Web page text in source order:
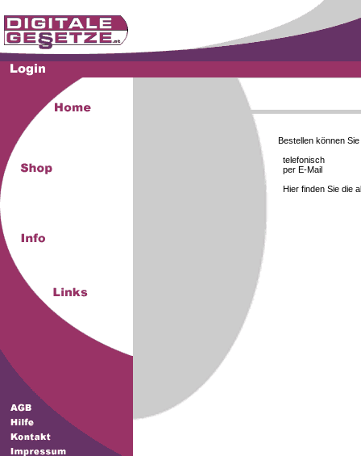
Bestellen können Sie
telefonisch
per E-Mail
Hier finden Sie die